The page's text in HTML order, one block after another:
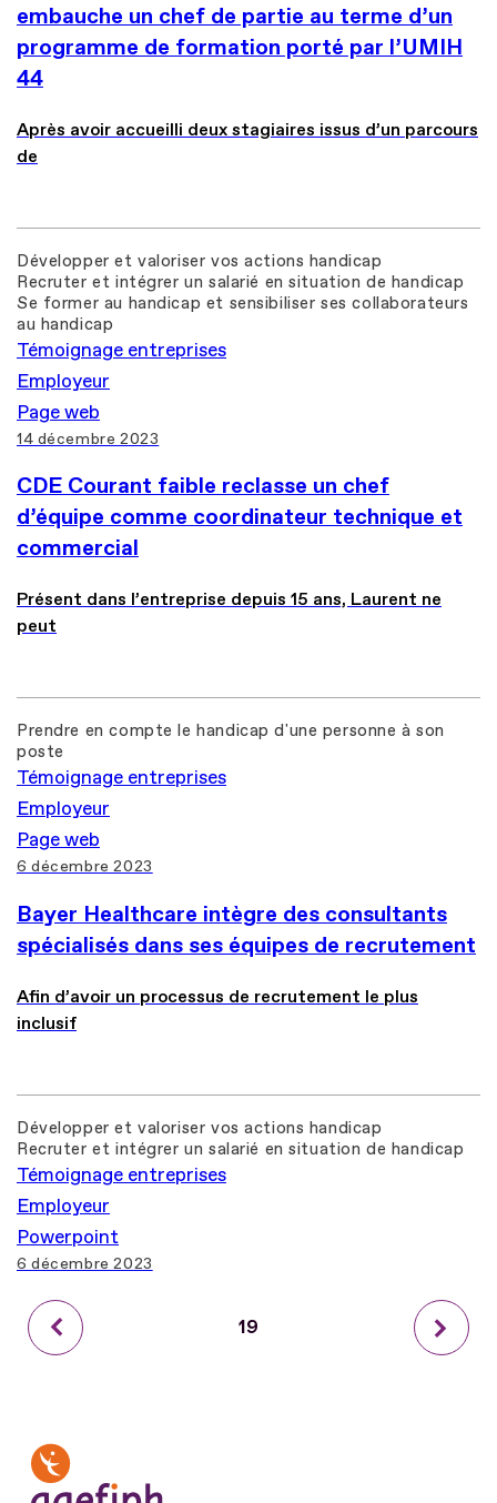
embauche un chef de partie au terme d’un
programme de formation porté par l’UMIH
44
Après avoir accueilli deux stagiaires issus d’un parcours
de
Développer et valoriser vos actions handicap
Recruter et intégrer un salarié en situation de handicap
Se former au handicap et sensibiliser ses collaborateurs
au handicap
Témoignage entreprises
Employeur
Page web
14 décembre 2023
CDE Courant faible reclasse un chef
d’équipe comme coordinateur technique et
commercial
Présent dans l’entreprise depuis 15 ans, Laurent ne
peut
Prendre en compte le handicap d'une personne à son
poste
Témoignage entreprises
Employeur
Page web
6 décembre 2023
Bayer Healthcare intègre des consultants
spécialisés dans ses équipes de recrutement
Afin d’avoir un processus de recrutement le plus
inclusif
Développer et valoriser vos actions handicap
Recruter et intégrer un salarié en situation de handicap
Témoignage entreprises
Employeur
Powerpoint
6 décembre 2023
Précédent Page
19